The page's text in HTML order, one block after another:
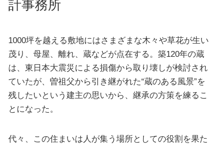
計事務所
1000坪を越える敷地にはさまざまな木々や草花が生い
茂り、母屋、離れ、蔵などが点在する。築120年の蔵
は、東日本大震災による損傷から取り壊しが検討され
ていたが、曽祖父から引き継がれた“蔵のある風景”を
残したいという建主の思いから、継承の方策を練るこ
とになった。
代々、この住まいは人が集う場所としての役割を果た